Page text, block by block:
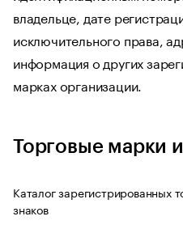
владельце, дате
исключительного права,
информация о других
марках организации.
Торговые марки
Каталог зарегистрированных
знаков